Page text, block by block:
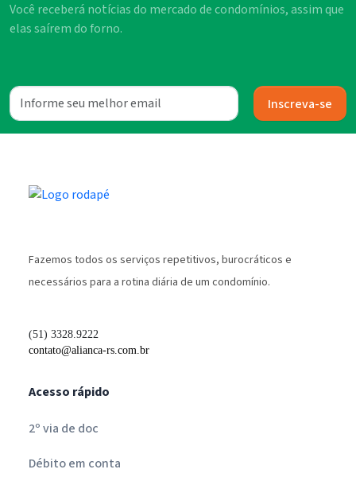
Você receberá notícias do mercado de condomínios, assim que
elas saírem do forno.
Inscreva-se
Fazemos todos os serviços repetitivos, burocráticos e
necessários para a rotina diária de um condomínio.
(51) 3328.9222
contato@alianca-rs.com.br
Acesso rápido
2º via de doc
Débito em conta